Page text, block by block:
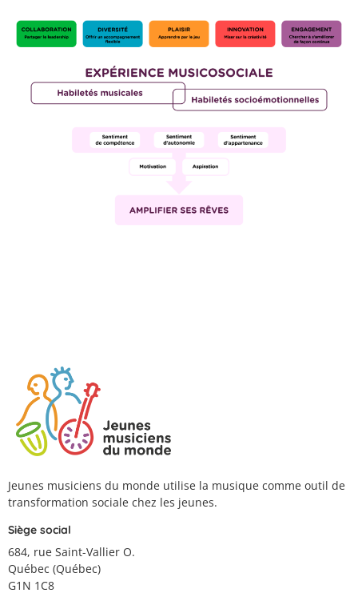
Jeunes musiciens du monde utilise la musique comme outil de
transformation sociale chez les jeunes.
Siège social
684, rue Saint-Vallier O.
Québec (Québec)
G1N 1C8